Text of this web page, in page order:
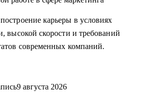
карьеры в условиях
высокой скорости и требований
современных компаний.
9 августа 2026